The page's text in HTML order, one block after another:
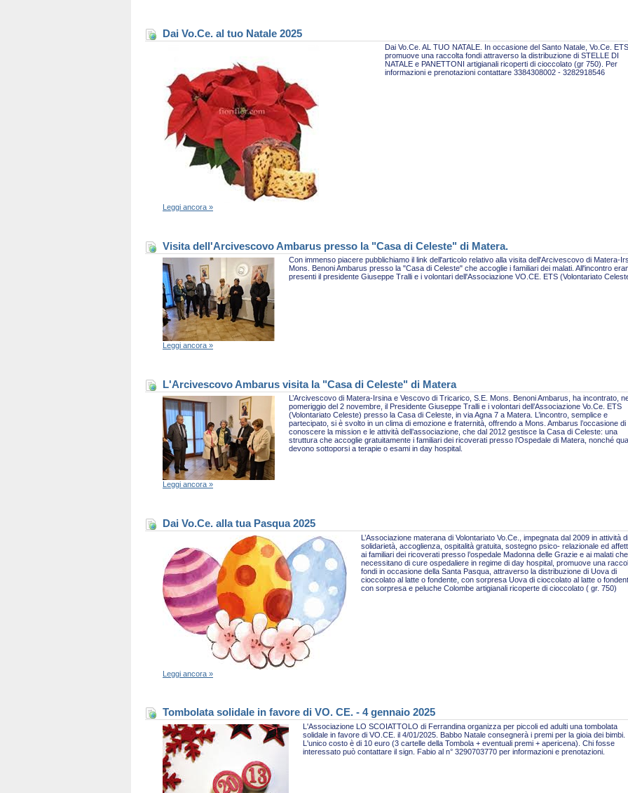
Dai Vo.Ce. al tuo Natale 2025
Dai Vo.Ce. AL TUO NATALE. In occasione del Santo Natale, Vo.Ce. ETS
promuove una raccolta fondi attraverso la distribuzione di STELLE DI
NATALE e PANETTONI artigianali ricoperti di cioccolato (gr 750). Per
informazioni e prenotazioni contattare 3384308002 - 3282918546
Leggi ancora »
Visita dell'Arcivescovo Ambarus presso la "Casa di Celeste" di Matera.
Con immenso piacere pubblichiamo il link dell'articolo relativo alla visita dell'Arcivescovo di Matera-
Mons. Benoni Ambarus presso la "Casa di Celeste" che accoglie i familiari dei malati. All'incontro
presenti il presidente Giuseppe Tralli e i volontari dell'Associazione VO.CE. ETS (Volontariato
Leggi ancora »
L'Arcivescovo Ambarus visita la "Casa di Celeste" di Matera
L’Arcivescovo di Matera-Irsina e Vescovo di Tricarico, S.E. Mons. Benoni Ambarus, ha incontrato,
pomeriggio del 2 novembre, il Presidente Giuseppe Tralli e i volontari dell’Associazione Vo.Ce. ETS
(Volontariato Celeste) presso la Casa di Celeste, in via Agna 7 a Matera. L’incontro, semplice e
partecipato, si è svolto in un clima di emozione e fraternità, offrendo a Mons. Ambarus l’occasione di
conoscere la mission e le attività dell’associazione, che dal 2012 gestisce la Casa di Celeste: una
struttura che accoglie gratuitamente i familiari dei ricoverati presso l’Ospedale di Matera, nonché
devono sottoporsi a terapie o esami in day hospital.
Leggi ancora »
Dai Vo.Ce. alla tua Pasqua 2025
L’Associazione materana di Volontariato Vo.Ce., impegnata dal 2009 in attività di
solidarietà, accoglienza, ospitalità gratuita, sostegno psico- relazionale ed
ai familiari dei ricoverati presso l’ospedale Madonna delle Grazie e ai malati che
necessitano di cure ospedaliere in regime di day hospital, promuove una
fondi in occasione della Santa Pasqua, attraverso la distribuzione di Uova di
cioccolato al latte o fondente, con sorpresa Uova di cioccolato al latte o
con sorpresa e peluche Colombe artigianali ricoperte di cioccolato ( gr. 750)
Leggi ancora »
Tombolata solidale in favore di VO. CE. - 4 gennaio 2025
L'Associazione LO SCOIATTOLO di Ferrandina organizza per piccoli ed adulti una tombolata
solidale in favore di VO.CE. il 4/01/2025. Babbo Natale consegnerà i premi per la gioia dei bimbi.
L'unico costo è di 10 euro (3 cartelle della Tombola + eventuali premi + apericena). Chi fosse
interessato può contattare il sign. Fabio al n° 3290703770 per informazioni e prenotazioni.